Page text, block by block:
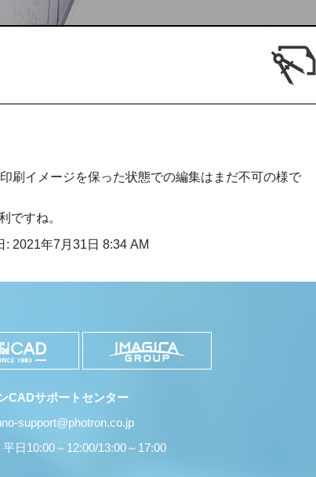
刷イメージを保った状態での編集はまだ不可の様で
ですね。
: 2021年7月31日 8:34 AM
CADサポートセンター
support@photron.co.jp
日10:00～12:00/13:00～17:00